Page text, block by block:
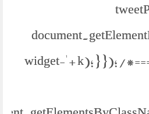
widget-' + k); } }); /